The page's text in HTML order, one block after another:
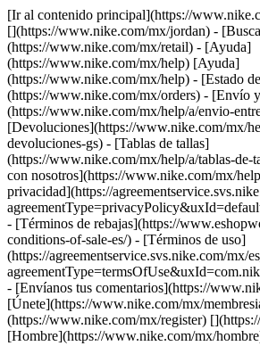
[Ir al contenido principal](https://
[](https://www.nike.com/mx/jordan) -
(https://www.nike.com/mx/retail) - [Ayuda]
(https://www.nike.com/mx/help) [Ayuda]
(https://www.nike.com/mx/help) - [Estado
(https://www.nike.com/mx/orders) - [Envío
(https://www.nike.com/mx/help/a/envio-
[Devoluciones](https://www.nike.com/mx/
devoluciones-gs) - [Tablas de tallas]
(https://www.nike.com/mx/help/a/tablas-de-
con nosotros](https://www.nike.com/mx/
privacidad](https://
- [Términos de rebajas](https://
conditions-of-sale-es/) - [Términos de uso]
(https://agreementservice.svs.nike.com/mx/
- [Envíanos tus comentarios](https://
[Únete](https://www.nike.com/mx/
(https://www.nike.com/mx/register)
[Hombre](https://www.nike.com/mx/